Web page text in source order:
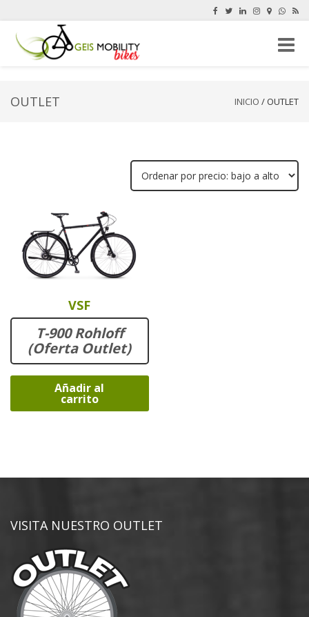
OUTLET INICIO / OUTLET
VSF
T-900 Rohloff
(Oferta Outlet)
Añadir al
carrito
VISITA NUESTRO OUTLET